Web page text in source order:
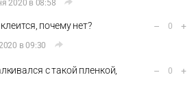
2020 в 08:58
почему нет?
в 09:30
– 0 +
с такой пленкой,
– 0 +